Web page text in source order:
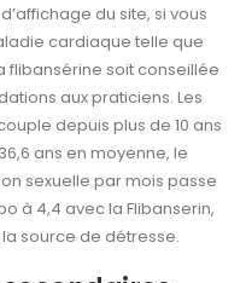
du site, si vous
cardiaque telle que
flibansérine soit conseillée
aux praticiens. Les
depuis plus de 10 ans
ans en moyenne, le
sexuelle par mois passe
à 4,4 avec la Flibanserin,
source de détresse.